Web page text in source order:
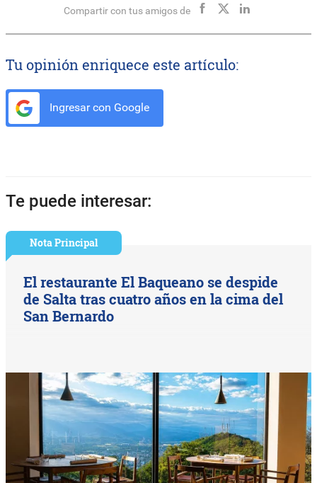
Compartir con tus amigos de
Tu opinión enriquece este artículo:
Ingresar con Google
Te puede interesar:
Nota Principal
El restaurante El Baqueano se despide
de Salta tras cuatro años en la cima del
San Bernardo